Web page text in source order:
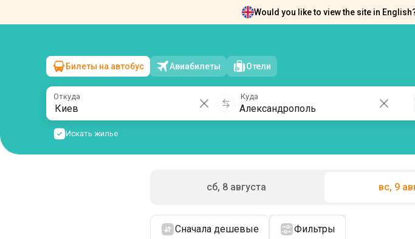
Would you like to view the site in
Киев→Александрополь
вс, 9 августа/1 пассажир
Билеты на автобус Авиабилеты Отели
Откуда Куда
Искать жилье
сб, 8 августа вс, 9
Сначала дешевые Фильтры